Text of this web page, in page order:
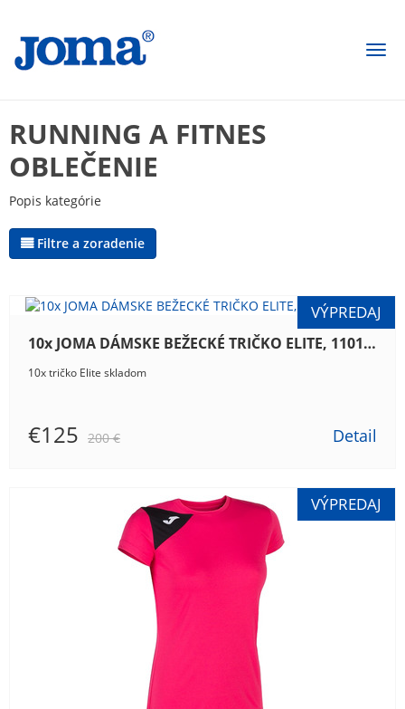
RUNNING A FITNES
OBLEČENIE
Popis kategórie
Filtre a zoradenie
10x JOMA DÁMSKE BEŽECKÉ TRIČKO ELITE, 1101.22.2013
10x tričko Elite skladom
€125 200 € Detail